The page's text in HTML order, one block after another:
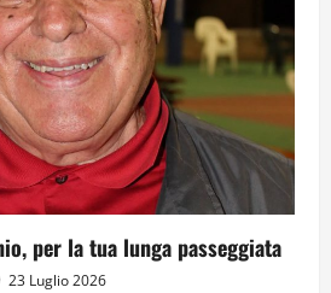
per la tua lunga passeggiata
23 Luglio 2026